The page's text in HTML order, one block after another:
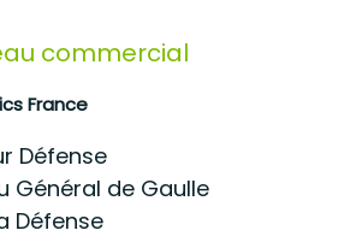
commercial
France
Défense
Général de Gaulle
Défense